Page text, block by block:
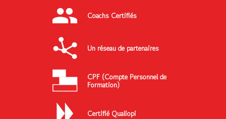
Coachs Certifiés
Un réseau de partenaires
CPF (Compte Personnel de
Formation)
Certifié Qualiopi